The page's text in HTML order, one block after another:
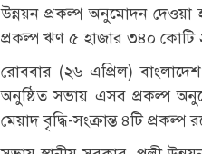
উন্নয়ন প্রকল্প অনুমোদন দেওয়া
প্রকল্প ঋণ ৫ হাজার ৩৪০ কোটি
রোববার (২৬ এপ্রিল)
অনুষ্ঠিত সভায় এসব প্রকল্প
মেয়াদ বৃদ্ধি-সংক্রান্ত ৪টি প্রকল্প